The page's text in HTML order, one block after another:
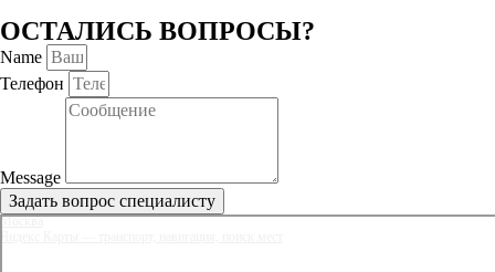
ОСТАЛИСЬ ВОПРОСЫ?
Name
Телефон
Message
Задать вопрос специалисту
Москва